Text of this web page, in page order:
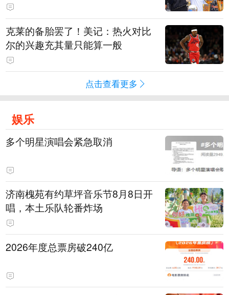
克莱的备胎罢了！美记：热火对比
尔的兴趣充其量只能算一般
点击查看更多
娱乐
多个明星演唱会紧急取消
济南槐苑有约草坪音乐节8月8日开
唱，本土乐队轮番炸场
2026年度总票房破240亿